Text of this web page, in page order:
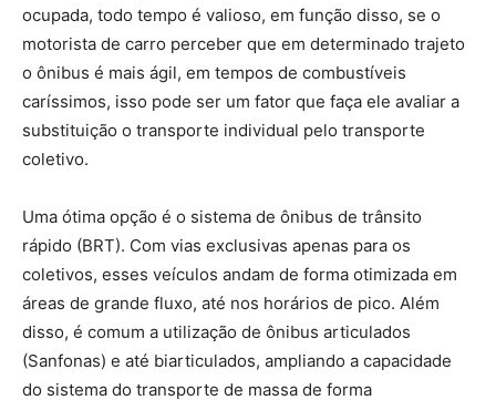
ocupada, todo tempo é valioso, em função disso, se o
motorista de carro perceber que em determinado trajeto
o ônibus é mais ágil, em tempos de combustíveis
caríssimos, isso pode ser um fator que faça ele avaliar a
substituição o transporte individual pelo transporte
coletivo.
Uma ótima opção é o sistema de ônibus de trânsito
rápido (BRT). Com vias exclusivas apenas para os
coletivos, esses veículos andam de forma otimizada em
áreas de grande fluxo, até nos horários de pico. Além
disso, é comum a utilização de ônibus articulados
(Sanfonas) e até biarticulados, ampliando a capacidade
do sistema do transporte de massa de forma